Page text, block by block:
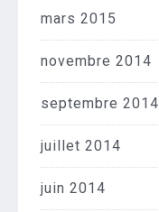
mars 2015
novembre 2014
septembre 2014
juillet 2014
juin 2014